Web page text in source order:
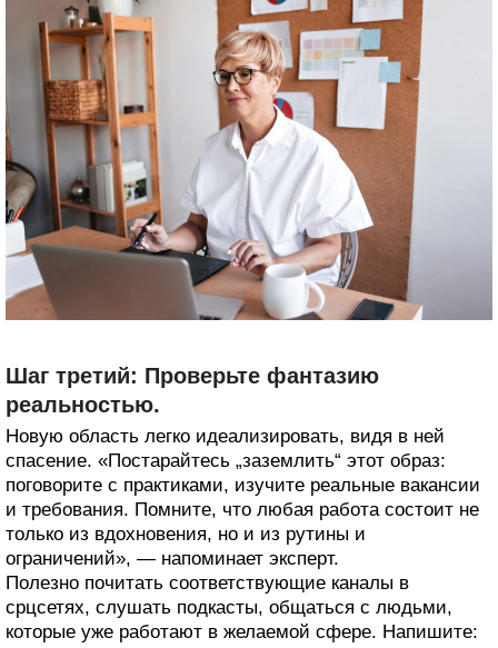
Шаг третий: Проверьте фантазию
реальностью.
Новую область легко идеализировать, видя в ней
спасение. «Постарайтесь „заземлить“ этот образ:
поговорите с практиками, изучите реальные вакансии
и требования. Помните, что любая работа состоит не
только из вдохновения, но и из рутины и
ограничений», — напоминает эксперт.
Полезно почитать соответствующие каналы в
срцсетях, слушать подкасты, общаться с людьми,
которые уже работают в желаемой сфере. Напишите: